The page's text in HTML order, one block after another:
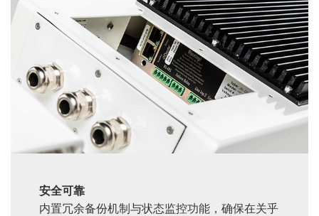
安全可靠
内置冗余备份机制与状态监控功能，确保在关乎